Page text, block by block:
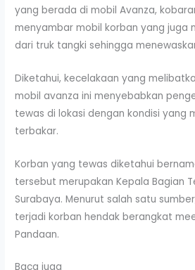
yang berada di mobil Avanza,
menyambar mobil korban yang juga
dari truk tangki sehingga
Diketahui, kecelakaan yang
mobil avanza ini menyebabkan
tewas di lokasi dengan kondisi yang
terbakar.
Korban yang tewas diketahui
tersebut merupakan Kepala Bagian
Surabaya. Menurut salah satu
terjadi korban hendak berangkat
Pandaan.
Baca juga